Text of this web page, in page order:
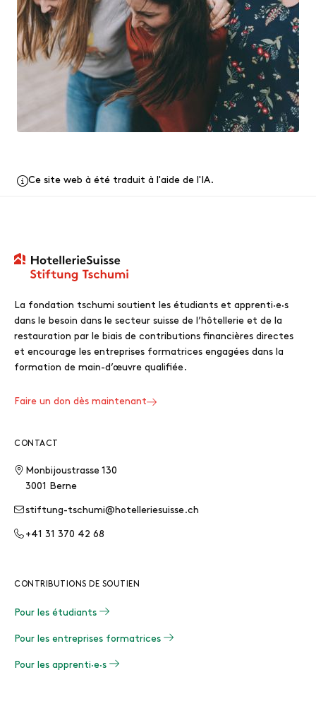
Ce site web à été traduit à l'aide de l'IA.
La fondation tschumi soutient les étudiants et apprenti·e·s
dans le besoin dans le secteur suisse de l’hôtellerie et de la
restauration par le biais de contributions financières directes
et encourage les entreprises formatrices engagées dans la
formation de main-d’œuvre qualifiée.
Faire un don dès maintenant
CONTACT
Monbijoustrasse 130
3001 Berne
stiftung-tschumi@hotelleriesuisse.ch
+41 31 370 42 68
CONTRIBUTIONS DE SOUTIEN
Pour les étudiants
Pour les entreprises formatrices
Pour les apprenti·e·s